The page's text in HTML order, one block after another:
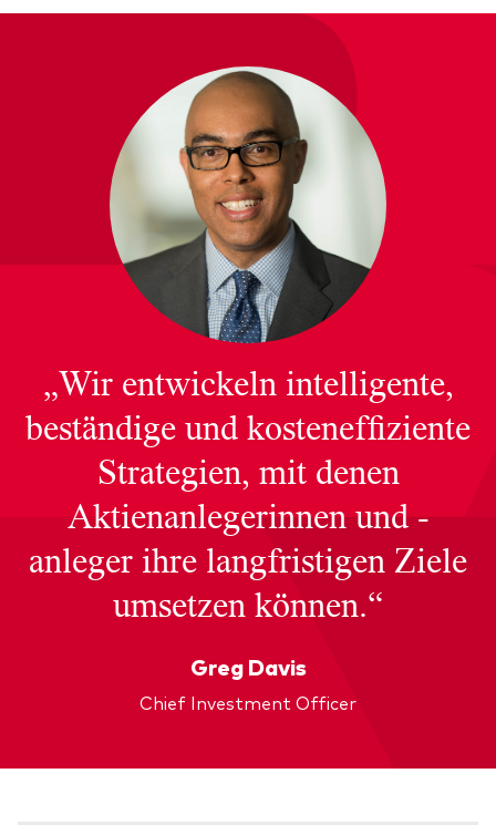
„Wir entwickeln intelligente,
beständige und kosteneffiziente
Strategien, mit denen
Aktienanlegerinnen und -
anleger ihre langfristigen Ziele
umsetzen können.“
Greg Davis
Chief Investment Officer